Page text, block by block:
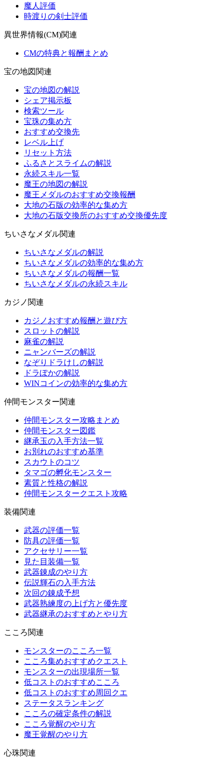
魔人評価
時渡りの剣士評価
異世界情報(CM)関連
CMの特典と報酬まとめ
宝の地図関連
宝の地図の解説
シェア掲示板
検索ツール
宝珠の集め方
おすすめ交換先
レベル上げ
リセット方法
ふるさとスライムの解説
永続スキル一覧
魔王の地図の解説
魔王メダルのおすすめ交換報酬
大地の石版の効率的な集め方
大地の石版交換所のおすすめ交換優先度
ちいさなメダル関連
ちいさなメダルの解説
ちいさなメダルの効率的な集め方
ちいさなメダルの報酬一覧
ちいさなメダルの永続スキル
カジノ関連
カジノおすすめ報酬と遊び方
スロットの解説
麻雀の解説
ニャンバーズの解説
なぞりドラけしの解説
ドラぽかの解説
WINコインの効率的な集め方
仲間モンスター関連
仲間モンスター攻略まとめ
仲間モンスター図鑑
継承玉の入手方法一覧
お別れのおすすめ基準
スカウトのコツ
タマゴの孵化モンスター
素質と性格の解説
仲間モンスタークエスト攻略
装備関連
武器の評価一覧
防具の評価一覧
アクセサリー一覧
見た目装備一覧
武器錬成のやり方
伝説輝石の入手方法
次回の錬成予想
武器熟練度の上げ方と優先度
武器継承のおすすめとやり方
こころ関連
モンスターのこころ一覧
こころ集めおすすめクエスト
モンスターの出現場所一覧
低コストのおすすめこころ
低コストのおすすめ周回クエ
ステータスランキング
こころの確定条件の解説
こころ覚醒のやり方
魔王覚醒のやり方
心珠関連